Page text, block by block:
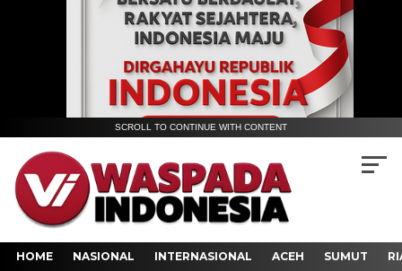
SCROLL TO CONTINUE WITH CONTENT
HOME NASIONAL INTERNASIONAL ACEH SUMUT